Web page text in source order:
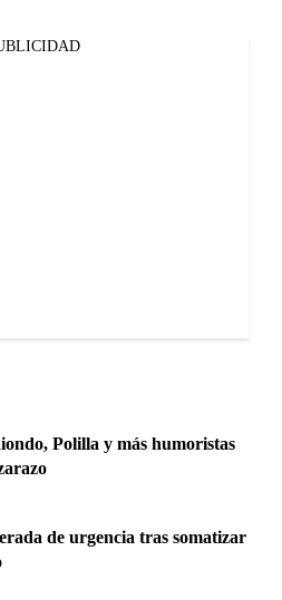
Polilla y más humoristas
de urgencia tras somatizar